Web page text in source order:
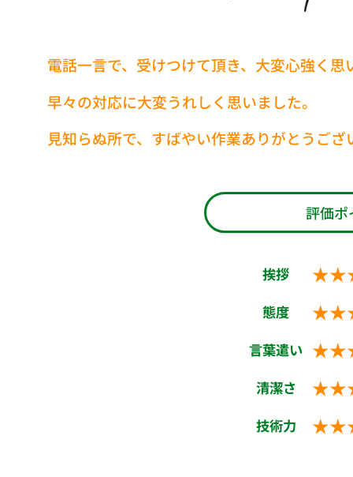
電話一言で、受けつけて頂き、大変心強く思
早々の対応に大変うれしく思いました。
見知らぬ所で、すばやい作業ありがとうござ
評価ポ
挨拶
態度
言葉遣い
清潔さ
技術力